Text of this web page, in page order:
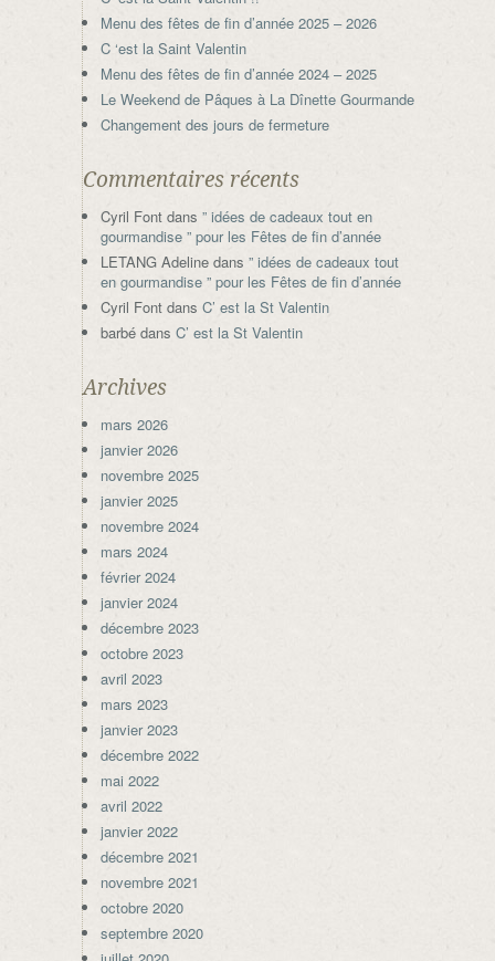
Menu des fêtes de fin d’année 2025 – 2026
C ‘est la Saint Valentin
Menu des fêtes de fin d’année 2024 – 2025
Le Weekend de Pâques à La Dînette Gourmande
Changement des jours de fermeture
Commentaires récents
Cyril Font dans ” idées de cadeaux tout en
gourmandise ” pour les Fêtes de fin d’année
LETANG Adeline dans ” idées de cadeaux tout
en gourmandise ” pour les Fêtes de fin d’année
Cyril Font dans C’ est la St Valentin
barbé dans C’ est la St Valentin
Archives
mars 2026
janvier 2026
novembre 2025
janvier 2025
novembre 2024
mars 2024
février 2024
janvier 2024
décembre 2023
octobre 2023
avril 2023
mars 2023
janvier 2023
décembre 2022
mai 2022
avril 2022
janvier 2022
décembre 2021
novembre 2021
octobre 2020
septembre 2020